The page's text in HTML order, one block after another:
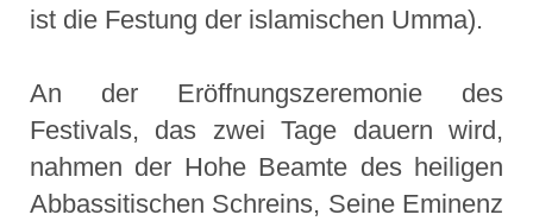
ist die Festung der islamischen Umma).
An der Eröffnungszeremonie des
Festivals, das zwei Tage dauern wird,
nahmen der Hohe Beamte des heiligen
Abbassitischen Schreins, Seine Eminenz